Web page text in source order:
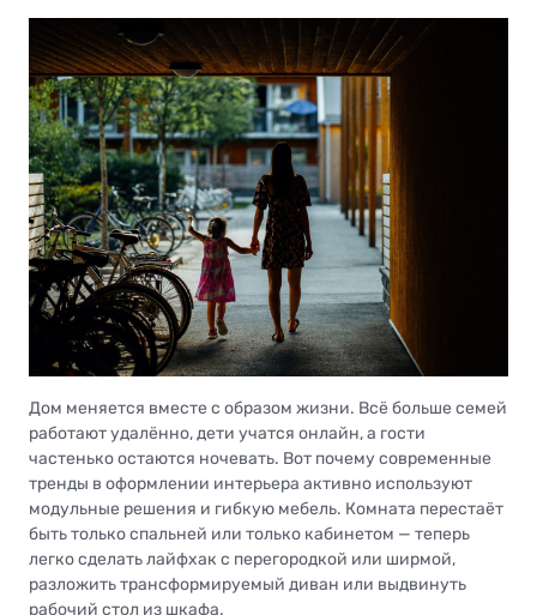
Дом меняется вместе с образом жизни. Всё больше семей
работают удалённо, дети учатся онлайн, а гости
частенько остаются ночевать. Вот почему современные
тренды в оформлении интерьера активно используют
модульные решения и гибкую мебель. Комната перестаёт
быть только спальней или только кабинетом — теперь
легко сделать лайфхак с перегородкой или ширмой,
разложить трансформируемый диван или выдвинуть
рабочий стол из шкафа.